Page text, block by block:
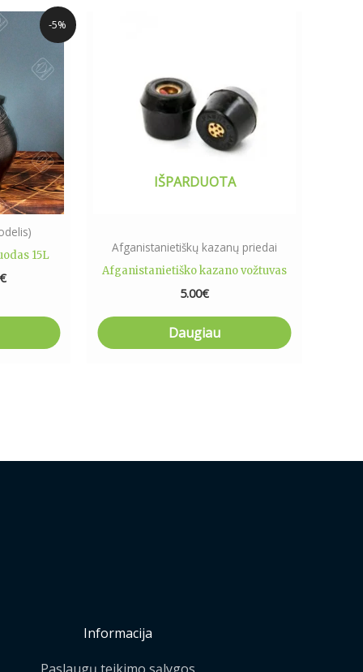
-5%
15L
€
Current
100.00€.
IŠPARDUOTA
Afganistanietiškų kazanų priedai
Afganistanietiško kazano vožtuvas
5.00€
Daugiau
Informacija